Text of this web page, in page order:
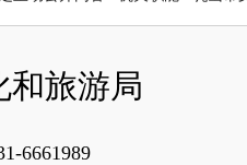
和旅游局
6661989